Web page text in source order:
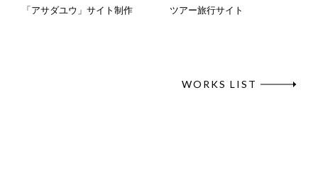
「アサダユウ」サイト制作
ツアー旅行サイト
WORKS LIST